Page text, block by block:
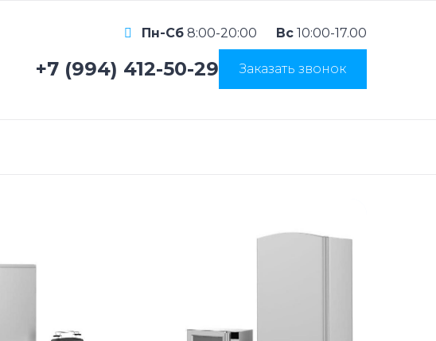
Пн-Сб 8:00-20:00 Вс 10:00-17.00
+7 (994) 412-50-29 Заказать звонок